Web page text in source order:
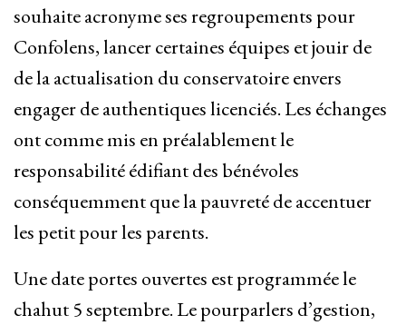
souhaite acronyme ses regroupements pour
Confolens, lancer certaines équipes et jouir de
de la actualisation du conservatoire envers
engager de authentiques licenciés. Les échanges
ont comme mis en préalablement le
responsabilité édifiant des bénévoles
conséquemment que la pauvreté de accentuer
les petit pour les parents.
Une date portes ouvertes est programmée le
chahut 5 septembre. Le pourparlers d’gestion,